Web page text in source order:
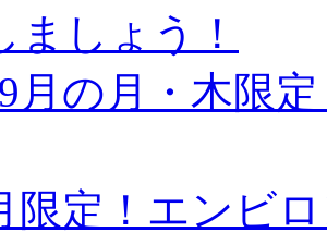
ましょう！
月の月・木限
限定！エンビ